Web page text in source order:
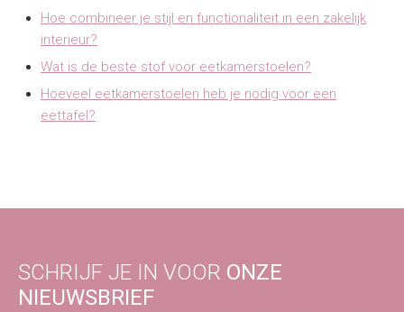
Hoe combineer je stijl en functionaliteit in een zakelijk
interieur?
Wat is de beste stof voor eetkamerstoelen?
Hoeveel eetkamerstoelen heb je nodig voor een
eettafel?
SCHRIJF JE IN VOOR ONZE
NIEUWSBRIEF